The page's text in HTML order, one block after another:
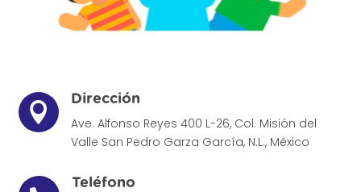

Dirección
Ave. Alfonso Reyes 400 L-26, Col. Misión del
Valle San Pedro Garza García, N.L., México
Teléfono